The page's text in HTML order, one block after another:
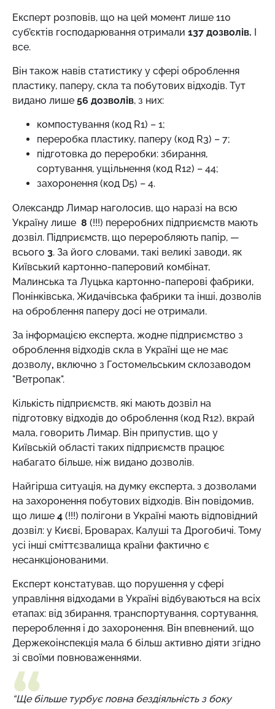
Експерт розповів, що на цей момент лише 110
суб’єктів господарювання отримали 137 дозволів. І
все.
Він також навів статистику у сфері оброблення
пластику, паперу, скла та побутових відходів. Тут
видано лише 56 дозволів, з них:
компостування (код R1) – 1;
переробка пластику, паперу (код R3) – 7;
підготовка до переробки: збирання,
сортування, ущільнення (код R12) – 44;
захоронення (код D5) – 4.
Олександр Лимар наголосив, що наразі на всю
Україну лише 8 (!!!) переробних підприємств мають
дозвіл. Підприємств, що переробляють папір, —
всього 3. За його словами, такі великі заводи, як
Київський картонно-паперовий комбінат,
Малинська та Луцька картонно-паперові фабрики,
Понінківська, Жидачівська фабрики та інші, дозволів
на оброблення паперу досі не отримали.
За інформацією експерта, жодне підприємство з
оброблення відходів скла в Україні ще не має
дозволу, включно з Гостомельським склозаводом
"Ветропак".
Кількість підприємств, які мають дозвіл на
підготовку відходів до оброблення (код R12), вкрай
мала, говорить Лимар. Він припустив, що у
Київській області таких підприємств працює
набагато більше, ніж видано дозволів.
Найгірша ситуація, на думку експерта, з дозволами
на захоронення побутових відходів. Він повідомив,
що лише 4 (!!!) полігони в Україні мають відповідний
дозвіл: у Києві, Броварах, Калуші та Дрогобичі. Тому
усі інші сміттєзвалища країни фактично є
несанкціонованими.
Експерт констатував, що порушення у сфері
управління відходами в Україні відбуваються на всіх
етапах: від збирання, транспортування, сортування,
перероблення і до захоронення. Він впевнений, що
Держекоінспекція мала б більш активно діяти згідно
зі своїми повноваженнями.
“Ще більше турбує повна бездіяльність з боку